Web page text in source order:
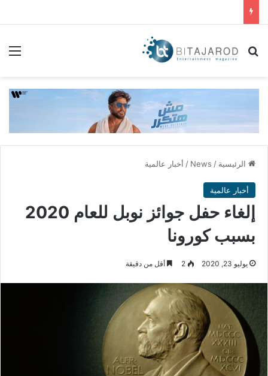
بحث عن
الرئيسية /
News
/ أخبار عالمية
أخبار عالمية
إلغاء حفل جوائز نوبل للعام 2020
بسبب كورونا
يوليو 23, 2020 2 أقل من دقيقة